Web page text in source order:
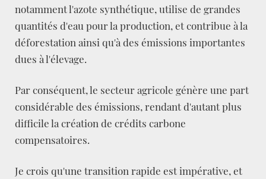
notamment l'azote synthétique, utilise de grandes
quantités d'eau pour la production, et contribue à la
déforestation ainsi qu'à des émissions importantes
dues à l'élevage.
Par conséquent, le secteur agricole génère une part
considérable des émissions, rendant d'autant plus
difficile la création de crédits carbone
compensatoires.
Je crois qu'une transition rapide est impérative, et